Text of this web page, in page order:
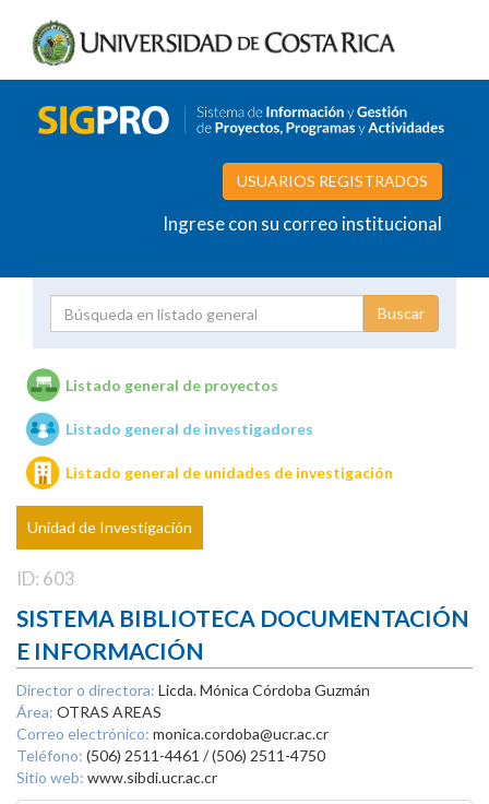
USUARIOS REGISTRADOS
Ingrese con su correo institucional
Unidades de investigación
Listado general de proyectos
Listado general de investigadores
Listado general de unidades de investigación
Unidad de Investigación
ID: 603
SISTEMA BIBLIOTECA DOCUMENTACIÓN
E INFORMACIÓN
Director o directora: Licda. Mónica Córdoba Guzmán
Área: OTRAS AREAS
Correo electrónico: monica.cordoba@ucr.ac.cr
Teléfono: (506) 2511-4461 / (506) 2511-4750
Sitio web: www.sibdi.ucr.ac.cr